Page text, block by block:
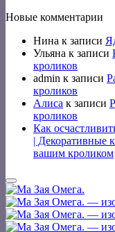
Новые комментарии
Нина к записи
Ульяна к записи
кроликов
admin к записи
кроликов
Алиса к записи
кроликов
Как
| Декоративные
вашим кроликом